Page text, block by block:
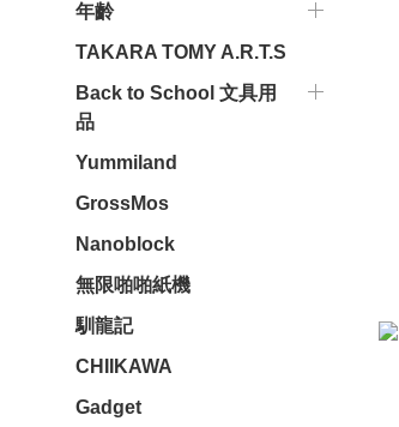
年齡
TAKARA TOMY A.R.T.S
Back to School 文具用
品
Yummiland
GrossMos
Nanoblock
無限啪啪紙機
馴龍記
CHIIKAWA
Gadget